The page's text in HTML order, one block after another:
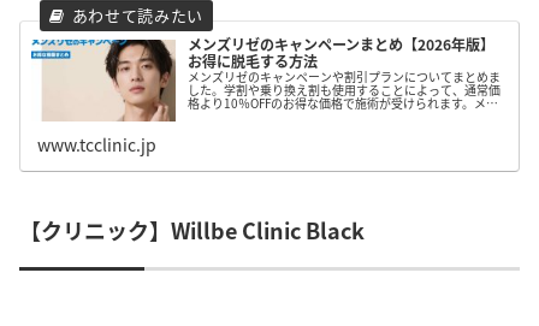
メンズリゼのキャンペーンまとめ【2026年版】
お得に脱毛する方法
メンズリゼのキャンペーンや割引プランについてまとめま
した。学割や乗り換え割も使用することによって、通常価
格より10％OFFのお得な価格で施術が受けられます。メン
www.tcclinic.jp
【クリニック】Willbe Clinic Black